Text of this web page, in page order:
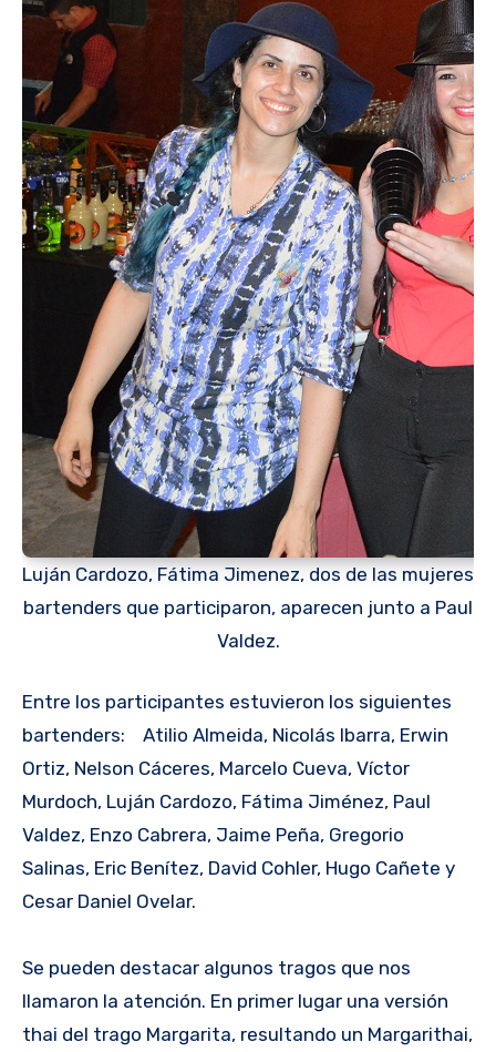
Luján Cardozo, Fátima Jimenez, dos de las mujeres
bartenders que participaron, aparecen junto a Paul
Valdez.
Entre los participantes estuvieron los siguientes
bartenders: Atilio Almeida, Nicolás Ibarra, Erwin
Ortiz, Nelson Cáceres, Marcelo Cueva, Víctor
Murdoch, Luján Cardozo, Fátima Jiménez, Paul
Valdez, Enzo Cabrera, Jaime Peña, Gregorio
Salinas, Eric Benítez, David Cohler, Hugo Cañete y
Cesar Daniel Ovelar.
Se pueden destacar algunos tragos que nos
llamaron la atención. En primer lugar una versión
thai del trago Margarita, resultando un Margarithai,